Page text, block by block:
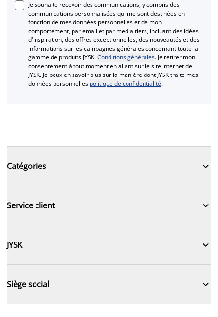
Je souhaite recevoir des communications, y compris des
communications personnalisées qui me sont destinées en
fonction de mes données personnelles et de mon
comportement, par email et par media tiers, incluant des idées
d'inspiration, des offres exceptionnelles, des nouveautés et des
informations sur les campagnes générales concernant toute la
gamme de produits JYSK.Conditions générales. Je retirer mon
consentement à tout moment en allant sur le site internet de
JYSK. Je peux en savoir plus sur la manière dont JYSK traite mes
données personnelles politique de confidentialité.
Catégories 
Service client 
JYSK 
Siège social 